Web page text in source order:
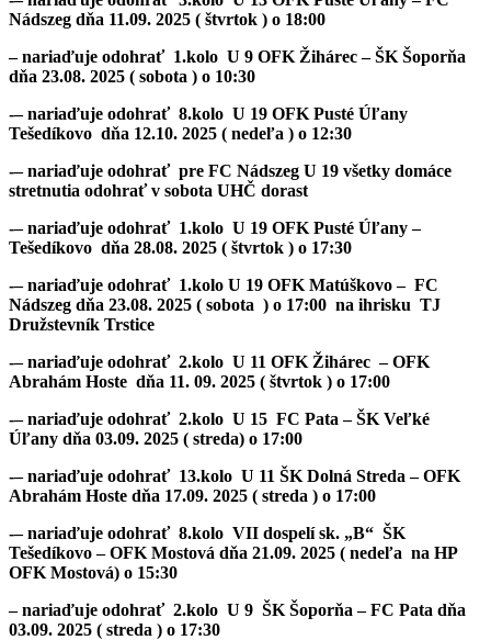
Nádszeg dňa 11.09. 2025 ( štvrtok ) o 18:00
– nariaďuje odohrať 1.kolo U 9 OFK Žihárec – ŠK Šoporňa
dňa 23.08. 2025 ( sobota ) o 10:30
-– nariaďuje odohrať 8.kolo U 19 OFK Pusté Úľany
Tešedíkovo dňa 12.10. 2025 ( nedeľa ) o 12:30
-– nariaďuje odohrať pre FC Nádszeg U 19 všetky domáce
stretnutia odohrať v sobota UHČ dorast
-– nariaďuje odohrať 1.kolo U 19 OFK Pusté Úľany –
Tešedíkovo dňa 28.08. 2025 ( štvrtok ) o 17:30
-– nariaďuje odohrať 1.kolo U 19 OFK Matúškovo – FC
Nádszeg dňa 23.08. 2025 ( sobota ) o 17:00 na ihrisku TJ
Družstevník Trstice
-– nariaďuje odohrať 2.kolo U 11 OFK Žihárec – OFK
Abrahám Hoste dňa 11. 09. 2025 ( štvrtok ) o 17:00
-– nariaďuje odohrať 2.kolo U 15 FC Pata – ŠK Veľké
Úľany dňa 03.09. 2025 ( streda) o 17:00
-– nariaďuje odohrať 13.kolo U 11 ŠK Dolná Streda – OFK
Abrahám Hoste dňa 17.09. 2025 ( streda ) o 17:00
-– nariaďuje odohrať 8.kolo VII dospelí sk. „B“ ŠK
Tešedíkovo – OFK Mostová dňa 21.09. 2025 ( nedeľa na HP
OFK Mostová) o 15:30
– nariaďuje odohrať 2.kolo U 9 ŠK Šoporňa – FC Pata dňa
03.09. 2025 ( streda ) o 17:30